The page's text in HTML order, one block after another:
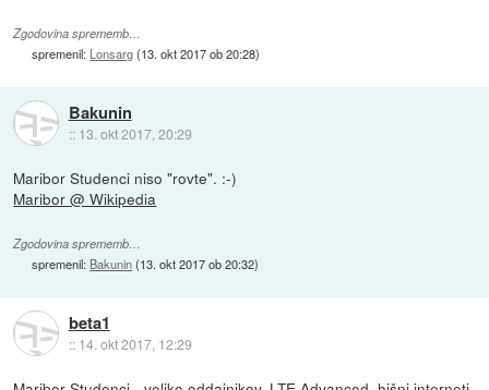
Zgodovina sprememb…
spremenil: Lonsarg(13. okt 2017 ob 20:28)
Bakunin
:: 13. okt 2017, 20:29
Maribor Studenci niso "rovte". :-)
Maribor @ Wikipedia
Zgodovina sprememb…
spremenil: Bakunin(13. okt 2017 ob 20:32)
beta1
:: 14. okt 2017, 12:29